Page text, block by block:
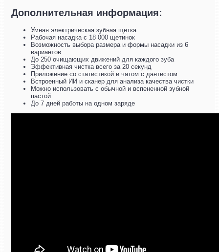
Дополнительная информация:
Умная электрическая зубная щетка
Рабочая насадка с 18 000 щетинок
Возможность выбора размера и формы насадки из 6
вариантов
До 250 очищающих движений для каждого зуба
Эффективная чистка всего за 20 секунд
Приложение со статистикой и чатом с дантистом
Встроенный ИИ и сканер для анализа качества чистки
Можно использовать с обычной и вспененной зубной
пастой
До 7 дней работы на одном заряде